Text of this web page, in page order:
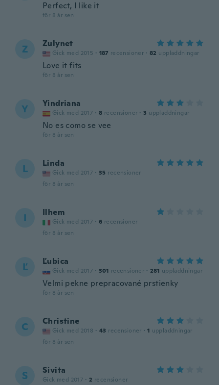
Perfect, I like it
för 8 år sen
Z Zulynet
Gick med 2015 · 187 recensioner · 82 uppladdningar
Love it fits
för 8 år sen
Y Yindriana
Gick med 2017 · 8 recensioner · 3 uppladdningar
No es como se vee
för 8 år sen
L Linda
Gick med 2017 · 35 recensioner
för 8 år sen
I Ilhem
Gick med 2017 · 6 recensioner
för 8 år sen
Ľ Ľubica
Gick med 2017 · 301 recensioner · 281 uppladdningar
Velmi pekne prepracované prstienky
för 8 år sen
C Christine
Gick med 2018 · 43 recensioner · 1 uppladdningar
för 8 år sen
S Sivita
Gick med 2017 · 2 recensioner